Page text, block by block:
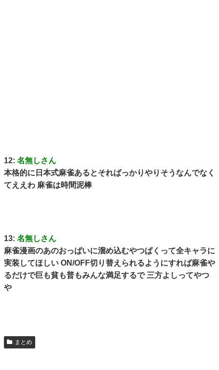
12: 名無しさん
本格的に日本式麻雀あるとそればっかりやりそうなんでなく
てええわ 麻雀は時間泥棒
13: 名無しさん
麻雀漫画のあのおっぱいに溜め込むやつぱくって全キャラに
実装してほしい ON/OFF切り替えられるようにすれば麻雀や
るだけで巨も貧も普もみんな満足するで 三方よしってやつ
や
まとめ